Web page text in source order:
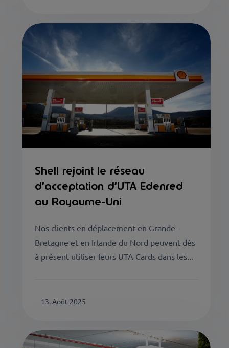
Shell rejoint le réseau
d’acceptation d’UTA Edenred
au Royaume-Uni
Nos clients en déplacement en Grande-
Bretagne et en Irlande du Nord peuvent dès
à présent utiliser leurs UTA Cards dans les...
13. Août 2025